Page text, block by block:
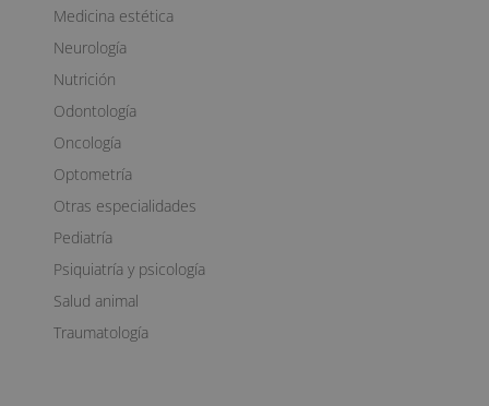
Medicina estética
Neurología
Nutrición
Odontología
Oncología
Optometría
Otras especialidades
Pediatría
Psiquiatría y psicología
Salud animal
Traumatología